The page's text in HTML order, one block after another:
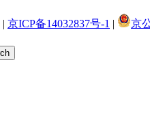
| 京ICP备14032837号-1 |
京